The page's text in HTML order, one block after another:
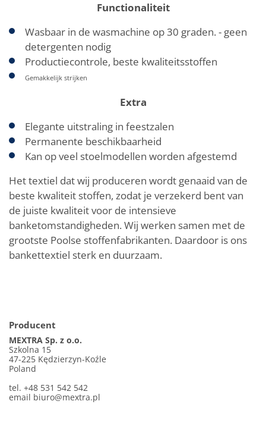
Functionaliteit
Wasbaar in de wasmachine op 30 graden. - geen
detergenten nodig
Productiecontrole, beste kwaliteitsstoffen
Gemakkelijk strijken
Extra
Elegante uitstraling in feestzalen
Permanente beschikbaarheid
Kan op veel stoelmodellen worden afgestemd
Het textiel dat wij produceren wordt genaaid van de
beste kwaliteit stoffen, zodat je verzekerd bent van
de juiste kwaliteit voor de intensieve
banketomstandigheden. Wij werken samen met de
grootste Poolse stoffenfabrikanten. Daardoor is ons
bankettextiel sterk en duurzaam.
Producent
MEXTRA Sp. z o.o.
Szkolna 15
47-225 Kędzierzyn-Koźle
Poland
tel. +48 531 542 542
email biuro@mextra.pl